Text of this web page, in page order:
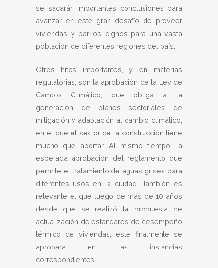
se sacarán importantes conclusiones para
avanzar en este gran desafío de proveer
viviendas y barrios dignos para una vasta
población de diferentes regiones del país.
Otros hitos importantes, y en materias
regulatorias, son la aprobación de la Ley de
Cambio Climático, que obliga a la
generación de planes sectoriales de
mitigación y adaptación al cambio climático,
en el que el sector de la construcción tiene
mucho que aportar. Al mismo tiempo, la
esperada aprobación del reglamento que
permite el tratamiento de aguas grises para
diferentes usos en la ciudad. También es
relevante el que luego de más de 10 años
desde que se realizó la propuesta de
actualización de estándares de desempeño
térmico de viviendas, este finalmente se
aprobara en las instancias
correspondientes.